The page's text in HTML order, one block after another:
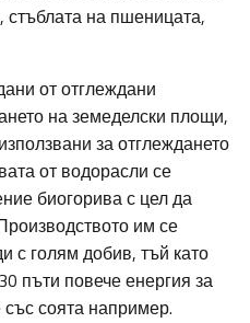
стъблата на пшеницата,
от отглеждани
на земеделски площи,
за отглеждането
от водорасли се
биогорива с цел да
им се
с голям добив, тъй като
пъти повече енергия за
соята например.